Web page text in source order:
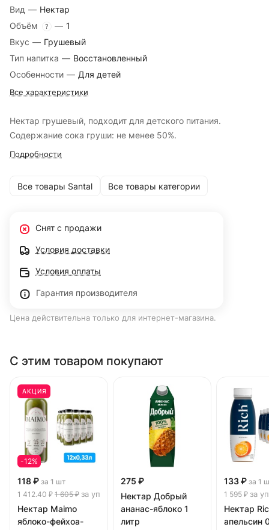
Вид — Нектар
Объём
? — 1
Вкус — Грушевый
Тип напитка — Восстановленный
Особенности — Для детей
Все характеристики
Нектар грушевый, подходит для детского питания.
Содержание сока груши: не менее 50%.
Подробности
Все товары Santal Все товары категории
Снят с продажи
Условия доставки
Условия оплаты
Гарантия производителя
Цена действительна только для интернет-магазина.
С этим товаром покупают
АКЦИЯ
-12%
118 ₽ за 1 шт
1 412.40 ₽ 1 605 ₽ за уп
Нектар Maimo
яблоко-фейхоа-
275 ₽
Нектар Добрый
ананас-яблоко 1
литр
133 ₽ за 1
1 595 ₽ за уп
Нектар
апельсин